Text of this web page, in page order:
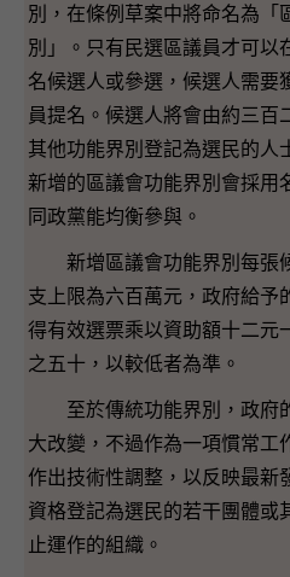
別，在條例草案中將命名為「
別」。只有民選區議員才可以
名候選人或參選，候選人需要
員提名。候選人將會由約三百
其他功能界別登記為選民的人
新增的區議會功能界別會採用
同政黨能均衡參與。
新增區議會功能界別每張
支上限為六百萬元，政府給予
得有效選票乘以資助額十二元
之五十，以較低者為準。
至於傳統功能界別，政府
大改變，不過作為一項慣常工
作出技術性調整，以反映最新
資格登記為選民的若干團體或
止運作的組織。